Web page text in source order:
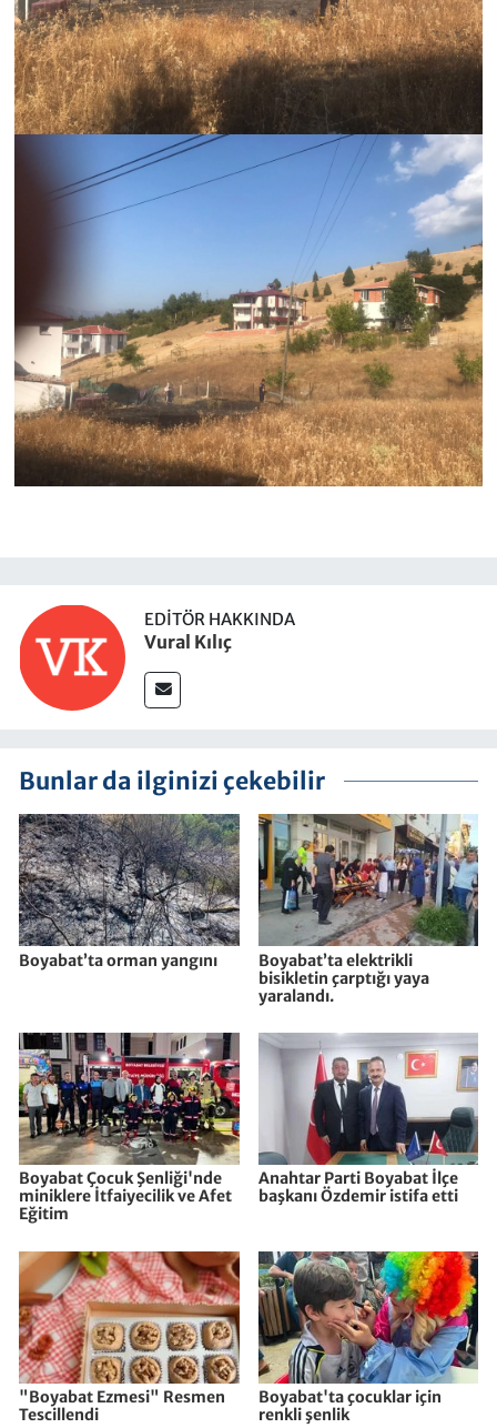
EDITÖR HAKKINDA
Vural Kılıç
Bunlar da ilginizi çekebilir
Boyabat’ta orman yangını
Boyabat’ta elektrikli
bisikletin çarptığı yaya
yaralandı.
Boyabat Çocuk Şenliği'nde
miniklere İtfaiyecilik ve Afet
Eğitim
Anahtar Parti Boyabat İlçe
başkanı Özdemir istifa etti
"Boyabat Ezmesi" Resmen
Tescillendi
Boyabat'ta çocuklar için
renkli şenlik